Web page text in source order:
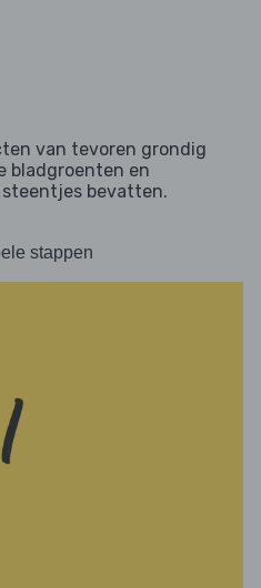
van tevoren grondig
bladgroenten en
steentjes bevatten.
stappen